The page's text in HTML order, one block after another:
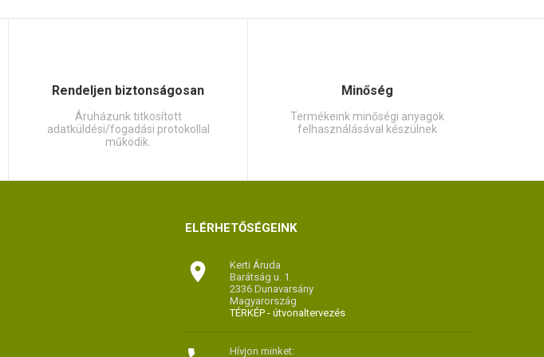
Rendeljen biztonságosan
Áruházunk titkosított
adatküldési/fogadási protokollal
működik.
Minőség
Termékeink minőségi anyagok
felhasználásával készülnek
ELÉRHETŐSÉGEINK

Kerti Áruda
Barátság u. 1.
2336 Dunavarsány
Magyarország
TÉRKÉP - útvonaltervezés
Hívjon minket: